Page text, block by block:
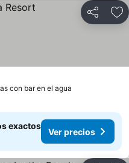
Compartir
con bar en el agua
exactos
Ver precios